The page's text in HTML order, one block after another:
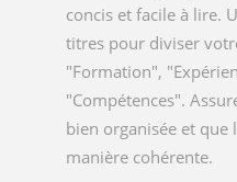
concis et facile à lire.
titres pour diviser
"Formation",
"Compétences".
bien organisée et
manière cohérente.